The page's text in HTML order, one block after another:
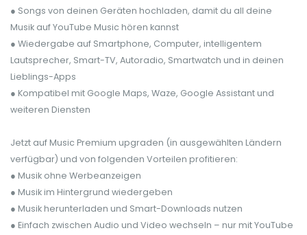
● Songs von deinen Geräten hochladen, damit du all deine
Musik auf YouTube Music hören kannst
● Wiedergabe auf Smartphone, Computer, intelligentem
Lautsprecher, Smart-TV, Autoradio, Smartwatch und in deinen
Lieblings-Apps
● Kompatibel mit Google Maps, Waze, Google Assistant und
weiteren Diensten
Jetzt auf Music Premium upgraden (in ausgewählten Ländern
verfügbar) und von folgenden Vorteilen profitieren:
● Musik ohne Werbeanzeigen
● Musik im Hintergrund wiedergeben
● Musik herunterladen und Smart-Downloads nutzen
● Einfach zwischen Audio und Video wechseln – nur mit YouTube